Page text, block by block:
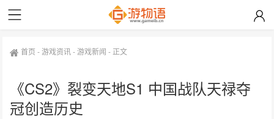
首页 -游戏资讯-游戏新闻 - 正文
《CS2》裂变天地S1 中国战队天禄夺
冠创造历史